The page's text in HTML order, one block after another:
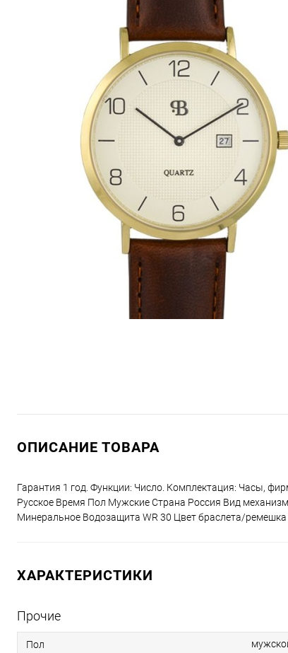
ОПИСАНИЕ ТОВАРА
Гарантия 1 год. Функции: Число. Комплектация: Часы,
Русское Время Пол Мужские Страна Россия Вид
Минеральное Водозащита WR 30 Цвет браслета/
ХАРАКТЕРИСТИКИ
Прочие
Пол